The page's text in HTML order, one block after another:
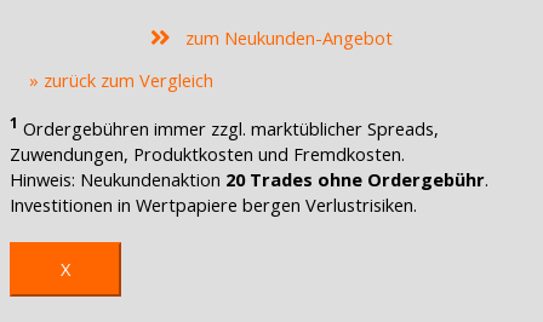
zum Neukunden-Angebot
» zurück zum Vergleich
1 Ordergebühren immer zzgl. marktüblicher Spreads,
Zuwendungen, Produktkosten und Fremdkosten.
Hinweis: Neukundenaktion 20 Trades ohne Ordergebühr.
Investitionen in Wertpapiere bergen Verlustrisiken.
X